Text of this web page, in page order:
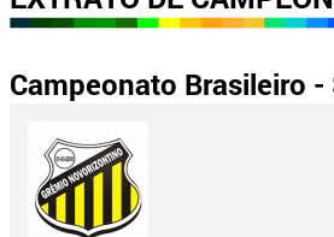
Campeonato Brasileiro -